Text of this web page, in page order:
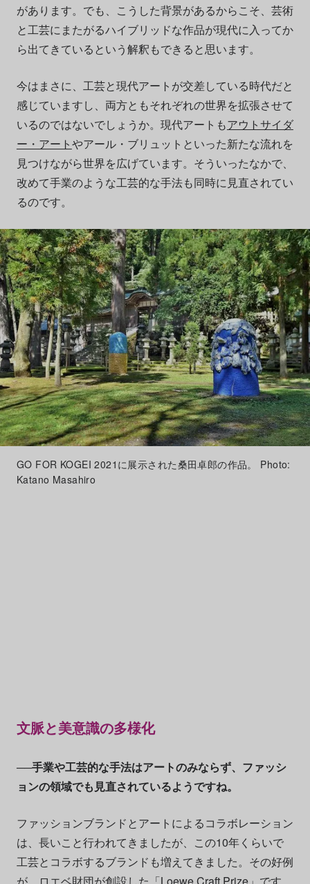
があります。でも、こうした背景があるからこそ、芸術
と工芸にまたがるハイブリッドな作品が現代に入ってか
ら出てきているという解釈もできると思います。
今はまさに、工芸と現代アートが交差している時代だと
感じていますし、両方ともそれぞれの世界を拡張させて
いるのではないでしょうか。現代アートもアウトサイダ
ー・アートやアール・ブリュットといった新たな流れを
見つけながら世界を広げています。そういったなかで、
改めて手業のような工芸的な手法も同時に見直されてい
るのです。
GO FOR KOGEI 2021に展示された桑田卓郎の作品。 Photo:
Katano Masahiro
文脈と美意識の多様化
──手業や工芸的な手法はアートのみならず、ファッシ
ョンの領域でも見直されているようですね。
ファッションブランドとアートによるコラボレーション
は、長いこと行われてきましたが、この10年くらいで
工芸とコラボするブランドも増えてきました。その好例